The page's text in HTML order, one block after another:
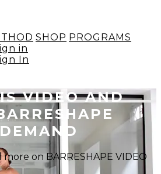
SHOP PROGRAMS
in
In
VIDEO AND
on BARRESHAPE VIDEO